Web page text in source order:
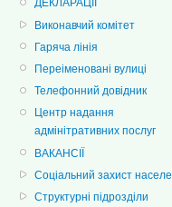
ДЕКЛАРАЦІЇ
Виконавчий комітет
Гаряча лінія
Переіменовані вулиці
Телефонний довідник
Центр надання
адмінітративних послуг
ВАКАНСІЇ
Соціальний захист
Структурні підрозділи